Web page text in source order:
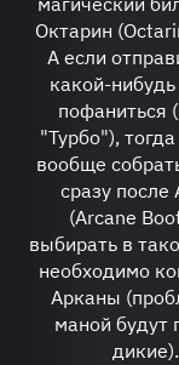
Октарин
А если
какой-
пофаниться
"Турбо"),
вообще
сразу после
(Arcane
выбирать в
необходимо
Арканы
маной будут
дикие).